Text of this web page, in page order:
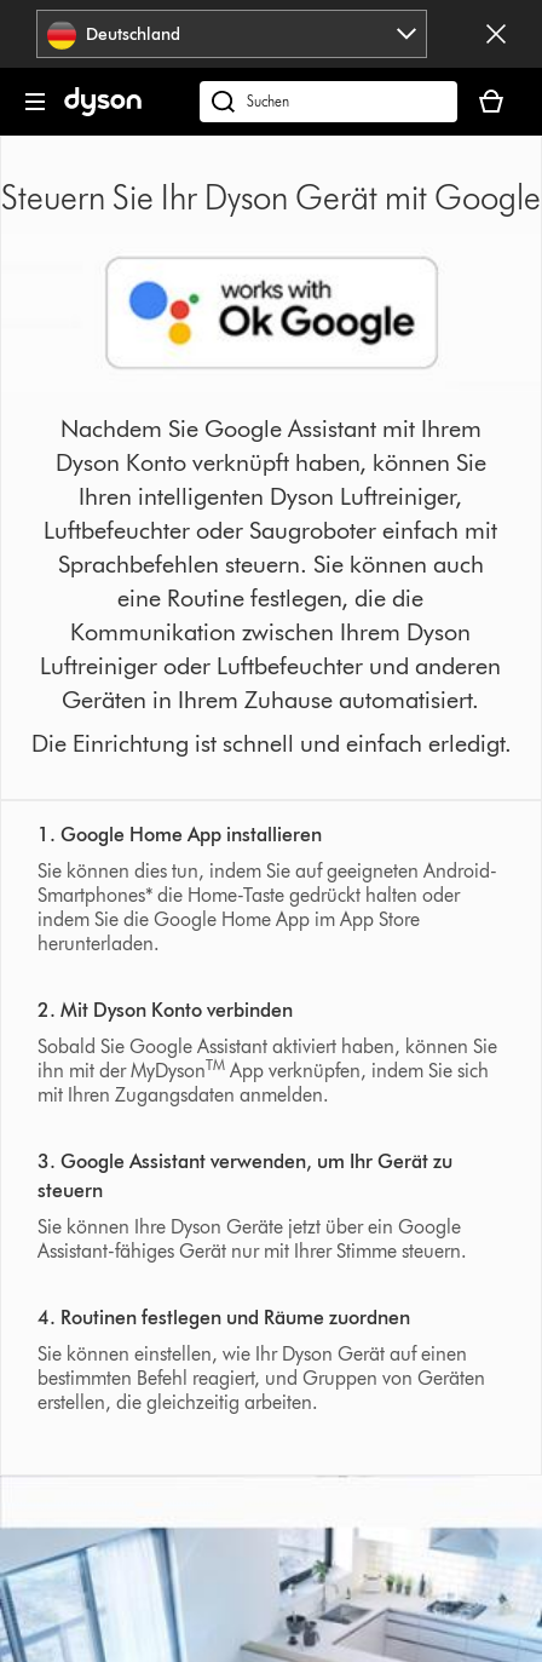
Navigation
überspringenDeutschland
dyson.de
durchsuchen
ist
Steuern Sie Ihr Dyson Gerät mit Google
Nachdem Sie Google Assistant mit Ihrem
Dyson Konto verknüpft haben, können Sie
Ihren intelligenten Dyson Luftreiniger,
Luftbefeuchter oder Saugroboter einfach mit
Sprachbefehlen steuern. Sie können auch
eine Routine festlegen, die die
Kommunikation zwischen Ihrem Dyson
Luftreiniger oder Luftbefeuchter und anderen
Geräten in Ihrem Zuhause automatisiert.
Die Einrichtung ist schnell und einfach erledigt.
1. Google Home App installieren
Sie können dies tun, indem Sie auf geeigneten Android-
Smartphones* die Home-Taste gedrückt halten oder
indem Sie die Google Home App im App Store
herunterladen.
2. Mit Dyson Konto verbinden
Sobald Sie Google Assistant aktiviert haben, können Sie
ihn mit der MyDysonTM App verknüpfen, indem Sie sich
mit Ihren Zugangsdaten anmelden.
3. Google Assistant verwenden, um Ihr Gerät zu
steuern
Sie können Ihre Dyson Geräte jetzt über ein Google
Assistant-fähiges Gerät nur mit Ihrer Stimme steuern.
4. Routinen festlegen und Räume zuordnen
Sie können einstellen, wie Ihr Dyson Gerät auf einen
bestimmten Befehl reagiert, und Gruppen von Geräten
erstellen, die gleichzeitig arbeiten.